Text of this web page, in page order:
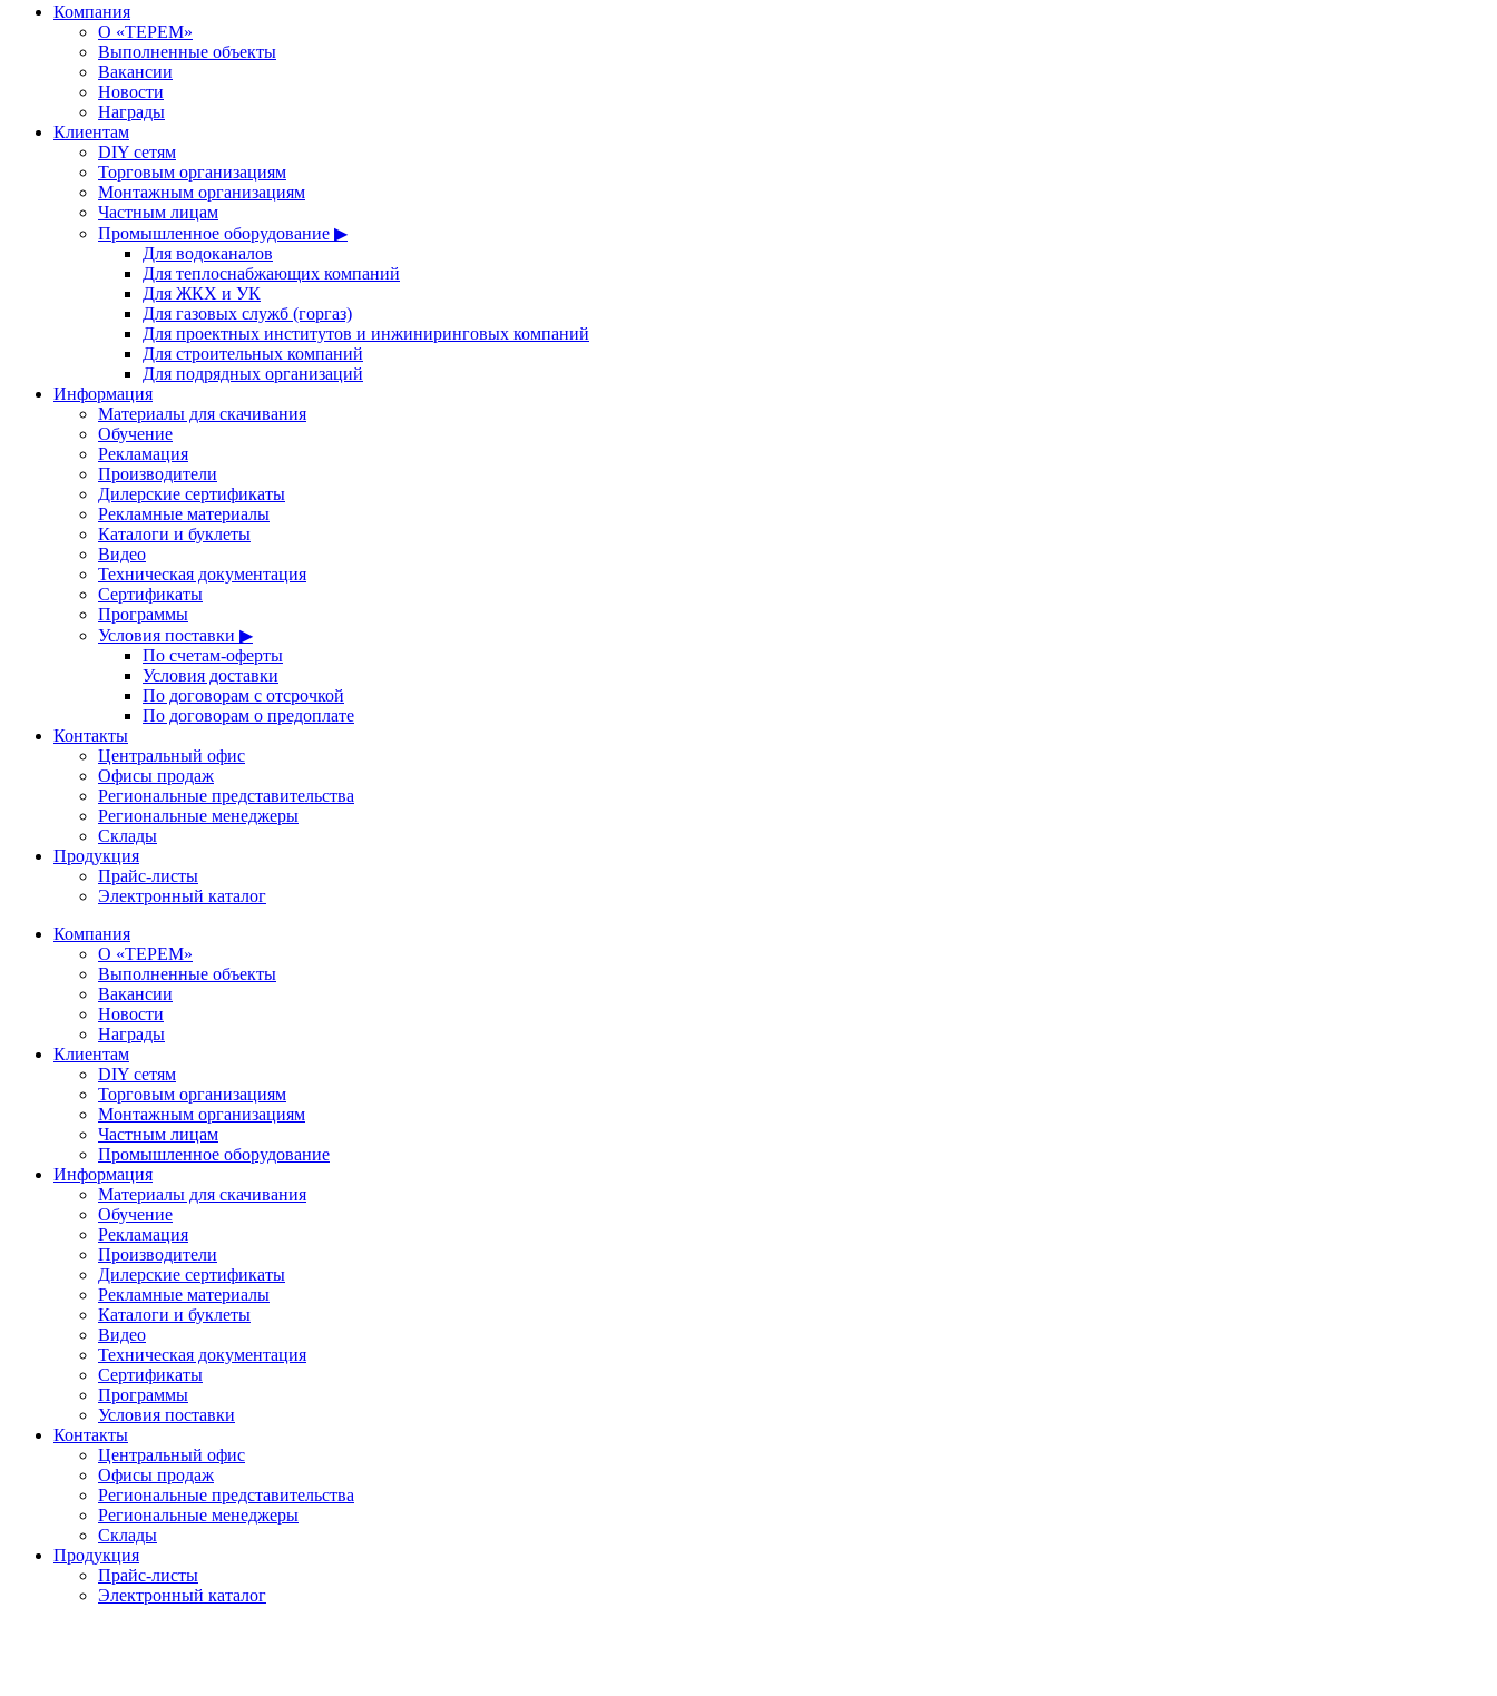
Компания
О «ТЕРЕМ»
Выполненные объекты
Вакансии
Новости
Награды
Клиентам
DIY сетям
Торговым организациям
Монтажным организациям
Частным лицам
Промышленное оборудование ▶
Для водоканалов
Для теплоснабжающих компаний
Для ЖКХ и УК
Для газовых служб (горгаз)
Для проектных институтов и инжиниринговых компаний
Для строительных компаний
Для подрядных организаций
Информация
Материалы для скачивания
Обучение
Рекламация
Производители
Дилерские сертификаты
Рекламные материалы
Каталоги и буклеты
Видео
Техническая документация
Сертификаты
Программы
Условия поставки ▶
По счетам-оферты
Условия доставки
По договорам с отсрочкой
По договорам о предоплате
Контакты
Центральный офис
Офисы продаж
Региональные представительства
Региональные менеджеры
Склады
Продукция
Прайс-листы
Электронный каталог
Компания
О «ТЕРЕМ»
Выполненные объекты
Вакансии
Новости
Награды
Клиентам
DIY сетям
Торговым организациям
Монтажным организациям
Частным лицам
Промышленное оборудование
Информация
Материалы для скачивания
Обучение
Рекламация
Производители
Дилерские сертификаты
Рекламные материалы
Каталоги и буклеты
Видео
Техническая документация
Сертификаты
Программы
Условия поставки
Контакты
Центральный офис
Офисы продаж
Региональные представительства
Региональные менеджеры
Склады
Продукция
Прайс-листы
Электронный каталог